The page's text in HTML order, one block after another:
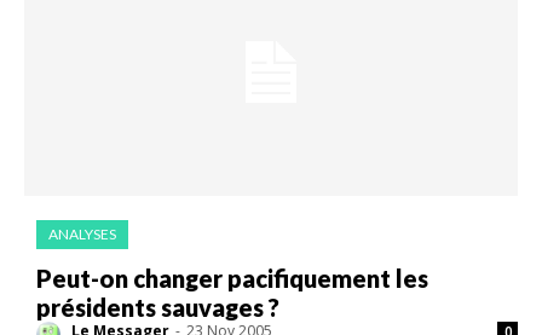
ANALYSES
Peut-on changer pacifiquement les
présidents sauvages ?
Le Messager - 23 Nov 2005